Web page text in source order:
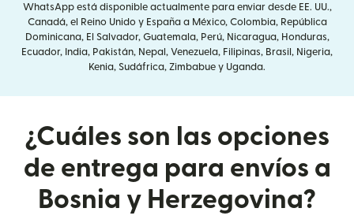
WhatsApp está disponible actualmente para enviar desde EE. UU.,
Canadá, el Reino Unido y España a México, Colombia, República
Dominicana, El Salvador, Guatemala, Perú, Nicaragua, Honduras,
Ecuador, India, Pakistán, Nepal, Venezuela, Filipinas, Brasil, Nigeria,
Kenia, Sudáfrica, Zimbabue y Uganda.
¿Cuáles son las opciones
de entrega para envíos a
Bosnia y Herzegovina?